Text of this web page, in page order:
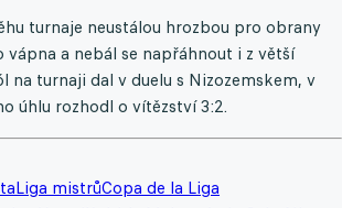
turnaje neustálou hrozbou pro obrany
vápna a nebál se napřáhnout i z větší
na turnaji dal v duelu s Nizozemskem, v
úhlu rozhodl o vítězství 3:2.
Liga mistrůCopa de la Liga